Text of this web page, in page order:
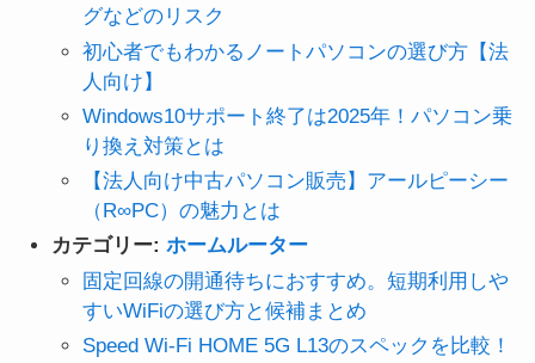
グなどのリスク
初心者でもわかるノートパソコンの選び方【法
人向け】
Windows10サポート終了は2025年！パソコン乗
り換え対策とは
【法人向け中古パソコン販売】アールピーシー
（R∞PC）の魅力とは
カテゴリー:ホームルーター
固定回線の開通待ちにおすすめ。短期利用しや
すいWiFiの選び方と候補まとめ
Speed Wi-Fi HOME 5G L13のスペックを比較！